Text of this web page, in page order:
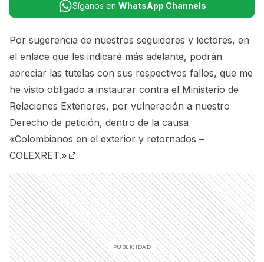
Síganos en WhatsApp Channels
Por sugerencia de nuestros seguidores y lectores, en
el enlace que les indicaré más adelante, podrán
apreciar las tutelas con sus respectivos fallos, que me
he visto obligado a instaurar contra el Ministerio de
Relaciones Exteriores, por vulneración a nuestro
Derecho de petición, dentro de la causa
«Colombianos en el exterior y retornados –
COLEXRET.»